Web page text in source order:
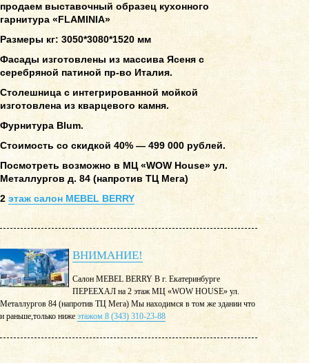
продаем выставочный образец кухонного
гарнитура «FLAMINIA»
Размеры кг: 3050*3080*1520 мм
Фасады изготовлены из массива Ясеня с
серебряной патиной пр-во Италия.
Столешница с интегрированной мойкой
изготовлена из кварцевого камня.
Фурнитура Blum.
Стоимость со скидкой 40% — 499 000 рублей.
Посмотреть возможно в МЦ «WOW House» ул.
Металлургов д. 84 (напротив ТЦ Мега)
2 этаж салон MEBEL BERRY
ВНИМАНИЕ!
Салон MEBEL BERRY В г. Екатеринбурге
ПЕРЕЕХАЛ на 2 этаж МЦ «WOW HOUSE» ул.
Металлургов 84 (напротив ТЦ Мега) Мы находимся в том же здании что
и раньше,только ниже этажом 8 (343) 310-23-88